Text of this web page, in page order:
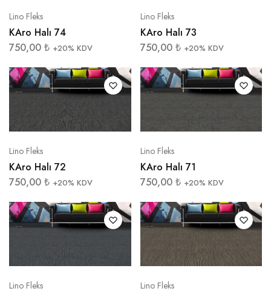
Lino Fleks
KAro Halı 74
750,00 ₺ +20% KDV
Lino Fleks
KAro Halı 73
750,00 ₺ +20% KDV
Lino Fleks
KAro Halı 72
750,00 ₺ +20% KDV
Lino Fleks
KAro Halı 71
750,00 ₺ +20% KDV
Lino Fleks Lino Fleks